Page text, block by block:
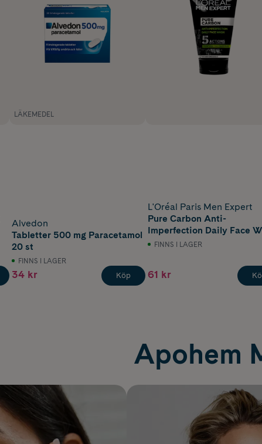
LÄKEMEDEL
Alvedon
Tabletter 500 mg Paracetamol
20 st
FINNS I LAGER
34 kr Köp
L'Oréal Paris Men Expert
Pure Carbon Anti-
Imperfection Daily Face
100 ml
FINNS I LAGER
61 kr
Apohem